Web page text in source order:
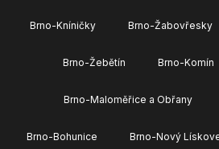
Brno-Kníničky Brno-Žabovřesky
Brno-Žebětín Brno-Komín
Brno-Maloměřice a Obřany
Brno-Bohunice Brno-Nový